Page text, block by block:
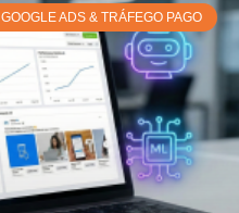
GOOGLE ADS & TRÁFEGO PAGO